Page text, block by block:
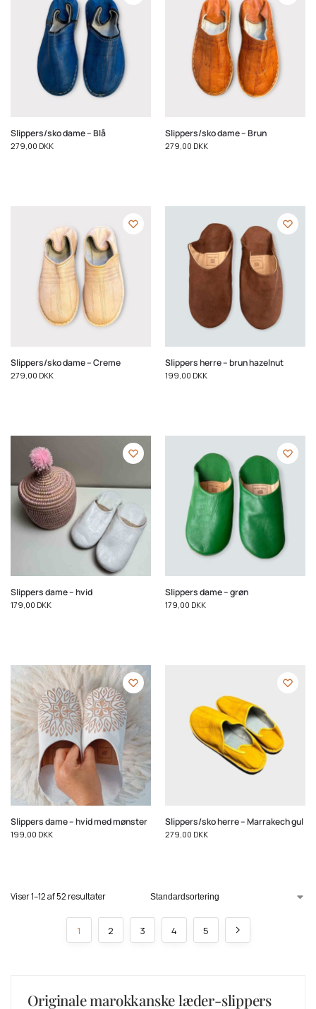
Slippers/sko dame – Blå
279,00 DKK
Slippers/sko dame – Brun
279,00 DKK
Slippers/sko dame – Creme
279,00 DKK
Slippers herre – brun hazelnut
199,00 DKK
Slippers dame – hvid
179,00 DKK
Slippers dame – grøn
179,00 DKK
Slippers dame – hvid med mønster
199,00 DKK
Slippers/sko herre – Marrakech gul
279,00 DKK
Viser 1–12 af 52 resultater
1 2 3 4 5
Originale marokkanske læder-slippers